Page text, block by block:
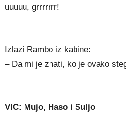
uuuuu, grrrrrrr!
Izlazi Rambo iz kabine:
– Da mi je znati, ko je ovako
VIC: Mujo, Haso i Suljo